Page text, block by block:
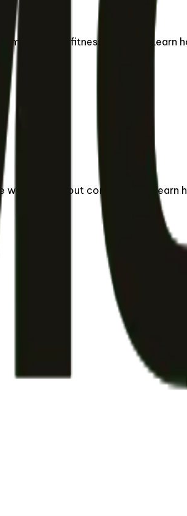
during fitness sessions. Learn
without compromise. Learn